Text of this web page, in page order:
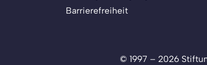
Barrierefreiheit
© 1997 – 2026